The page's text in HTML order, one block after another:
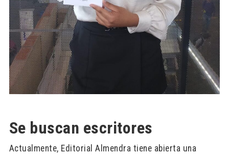
Se buscan escritores
Actualmente, Editorial Almendra tiene abierta una